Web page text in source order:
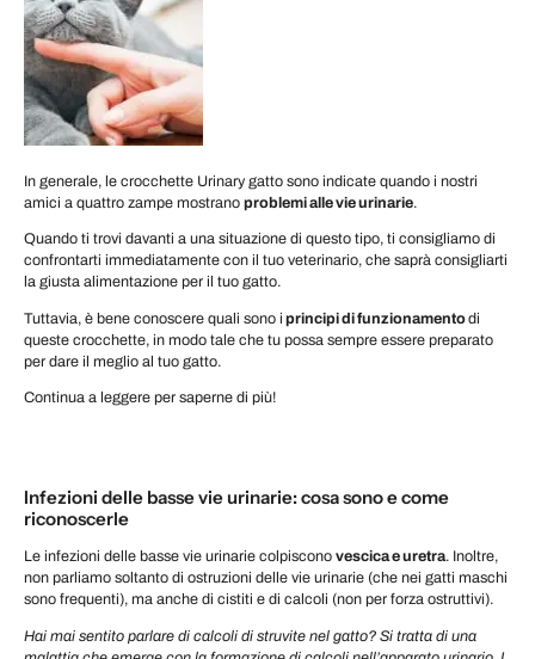
In generale, le crocchette Urinary gatto sono indicate quando i nostri
amici a quattro zampe mostrano problemi alle vie urinarie.
Quando ti trovi davanti a una situazione di questo tipo, ti consigliamo di
confrontarti immediatamente con il tuo veterinario, che saprà consigliarti
la giusta alimentazione per il tuo gatto.
Tuttavia, è bene conoscere quali sono i principi di funzionamentodi
queste crocchette, in modo tale che tu possa sempre essere preparato
per dare il meglio al tuo gatto.
Continua a leggere per saperne di più!
Infezioni delle basse vie urinarie: cosa sono e come
riconoscerle
Le infezioni delle basse vie urinarie colpiscono vescica e uretra. Inoltre,
non parliamo soltanto di ostruzioni delle vie urinarie (che nei gatti maschi
sono frequenti), ma anche di cistiti e di calcoli (non per forza ostruttivi).
Hai mai sentito parlare di calcoli di struvite nel gatto? Si tratta di una